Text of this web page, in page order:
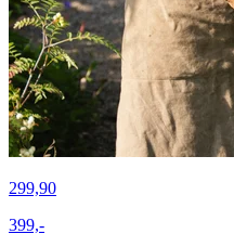
299,90
399,-